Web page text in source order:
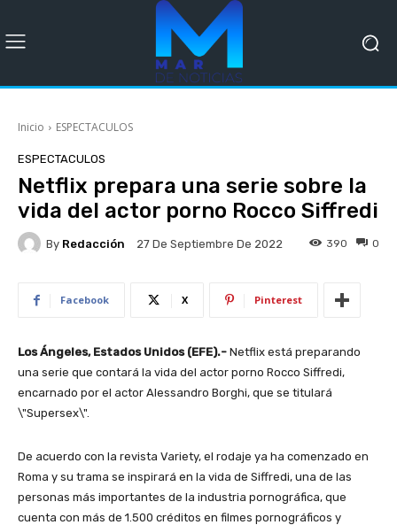
Inicio ESPECTACULOS
ESPECTACULOS
Netflix prepara una serie sobre la
vida del actor porno Rocco Siffredi
By Redacción 27 De Septiembre De 2022 0
390
Facebook X Pinterest
Los Ángeles, Estados Unidos (EFE).- Netflix está preparando
una serie que contará la vida del actor porno Rocco Siffredi,
encarnado por el actor Alessandro Borghi, que se titulará
\"Supersex\".
De acuerdo con la revista Variety, el rodaje ya ha comenzado en
Roma y su trama se inspirará en la vida de Siffredi, una de las
personas más importantes de la industria pornográfica, que
cuenta con más de 1.500 créditos en filmes pornográficos y